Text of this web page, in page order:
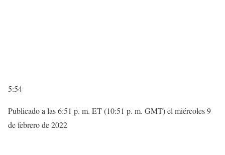
5:54
Publicado a las 6:51 p. m. ET (10:51 p. m. GMT) el miércoles 9
de febrero de 2022